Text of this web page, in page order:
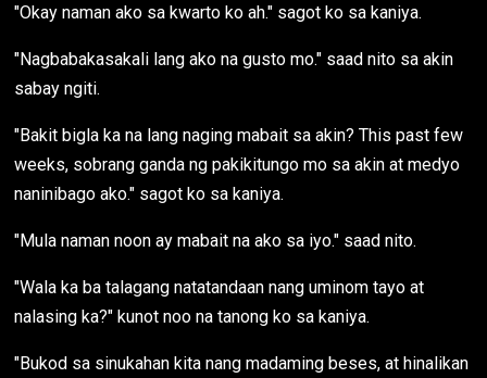
"Okay naman ako sa kwarto ko ah." sagot ko sa kaniya.
"Nagbabakasakali lang ako na gusto mo." saad nito sa akin
sabay ngiti.
"Bakit bigla ka na lang naging mabait sa akin? This past few
weeks, sobrang ganda ng pakikitungo mo sa akin at medyo
naninibago ako." sagot ko sa kaniya.
"Mula naman noon ay mabait na ako sa iyo." saad nito.
"Wala ka ba talagang natatandaan nang uminom tayo at
nalasing ka?" kunot noo na tanong ko sa kaniya.
"Bukod sa sinukahan kita nang madaming beses, at hinalikan